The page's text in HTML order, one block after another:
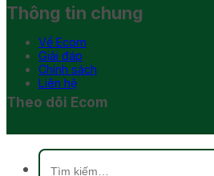
Thông tin chung
Về Ecom
Giải đáp
Chính sách
Liên hệ
Theo dõi Ecom
Tìm